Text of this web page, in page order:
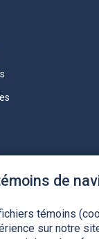
de
témoins
sur notre